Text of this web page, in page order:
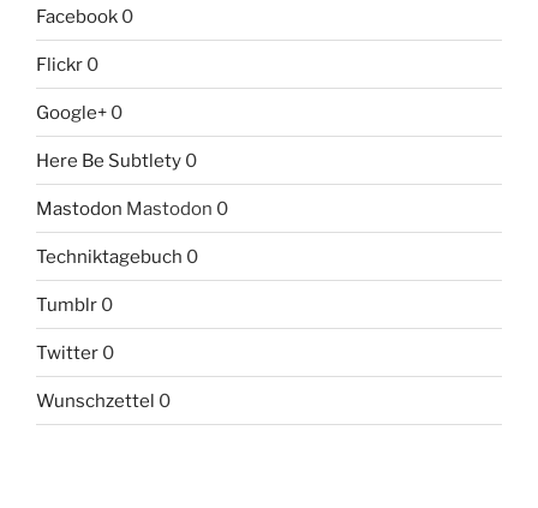
Facebook 0
Flickr 0
Google+ 0
Here Be Subtlety 0
Mastodon Mastodon 0
Techniktagebuch 0
Tumblr 0
Twitter 0
Wunschzettel 0